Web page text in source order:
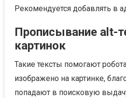
Рекомендуется добавлять в
Прописывание alt-
картинок
Такие тексты помогают
изображено на картинке,
попадают в поисковую